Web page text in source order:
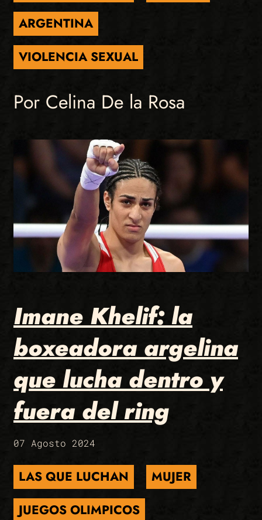
ARGENTINA
VIOLENCIA SEXUAL
Por Celina De la Rosa
Imane Khelif: la
boxeadora argelina
que lucha dentro y
fuera del ring
07 Agosto 2024
LAS QUE LUCHAN
MUJER
JUEGOS OLIMPICOS